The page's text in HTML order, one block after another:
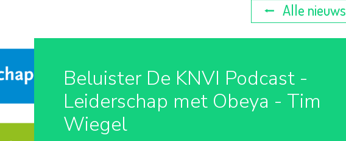
Alle nieuws
Beluister De KNVI Podcast -
Leiderschap met Obeya - Tim
Wiegel